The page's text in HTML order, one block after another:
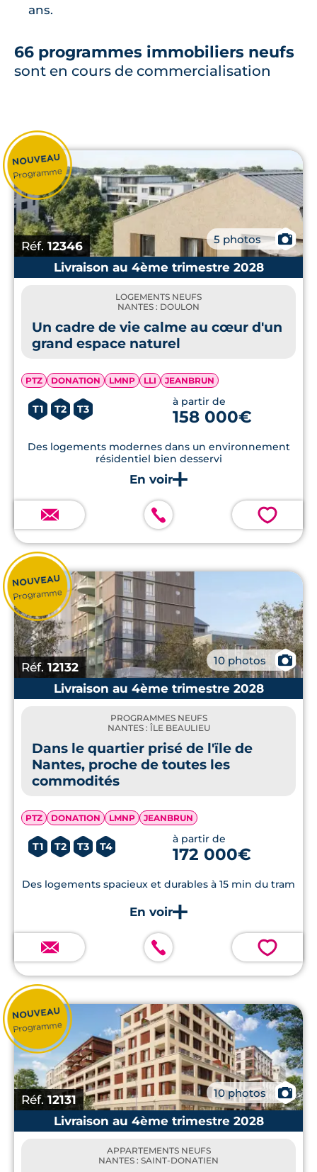
ans.
66 programmes immobiliers neufs
sont en cours de commercialisation
Réf. 12346 5 photos
📷
Livraison au 4ème trimestre 2028
LOGEMENTS NEUFS
NANTES : DOULON
Un cadre de vie calme au cœur d'un
grand espace naturel
PTZ DONATION LMNP LLI JEANBRUN
T1 T2 T3
à partir de
158 000€
Des logements modernes dans un environnement
résidentiel bien desservi
💗
Réf. 12132 10 photos
📷
Livraison au 4ème trimestre 2028
PROGRAMMES NEUFS
NANTES : ÎLE BEAULIEU
Dans le quartier prisé de l'ïle de
Nantes, proche de toutes les
commodités
PTZ DONATION LMNP JEANBRUN
T1 T2 T3 T4
à partir de
172 000€
Des logements spacieux et durables à 15 min du tram
💗
Réf.12131 10 photos
📷
Livraison au 4ème trimestre 2028
APPARTEMENTS NEUFS
NANTES : SAINT-DONATIEN